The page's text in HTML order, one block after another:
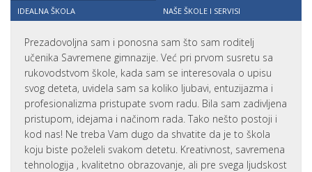
IDEALNA ŠKOLA
NAŠE ŠKOLE I SERVISI
Prezadovoljna sam i ponosna sam što sam roditelj
učenika Savremene gimnazije. Već pri prvom susretu sa
rukovodstvom škole, kada sam se interesovala o upisu
svog deteta, uvidela sam sa koliko ljubavi, entuzijazma i
profesionalizma pristupate svom radu. Bila sam zadivljena
pristupom, idejama i načinom rada. Tako nešto postoji i
kod nas! Ne treba Vam dugo da shvatite da je to škola
koju biste poželeli svakom detetu. Kreativnost, savremena
tehnologija , kvalitetno obrazovanje, ali pre svega ljudskost